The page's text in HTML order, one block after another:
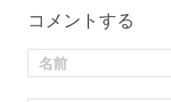
コメントする
名前